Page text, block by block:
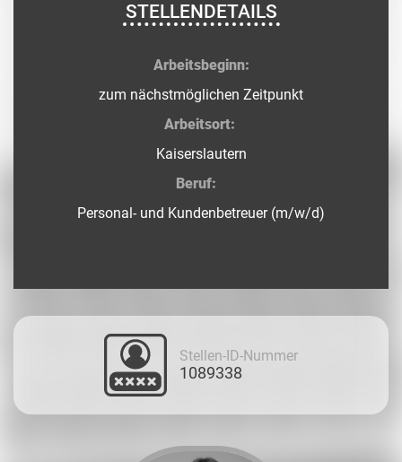
STELLENDETAILS
Arbeitsbeginn:
zum nächstmöglichen Zeitpunkt
Arbeitsort:
Kaiserslautern
Beruf:
Personal- und Kundenbetreuer (m/w/d)
Stellen-ID-Nummer
1089338